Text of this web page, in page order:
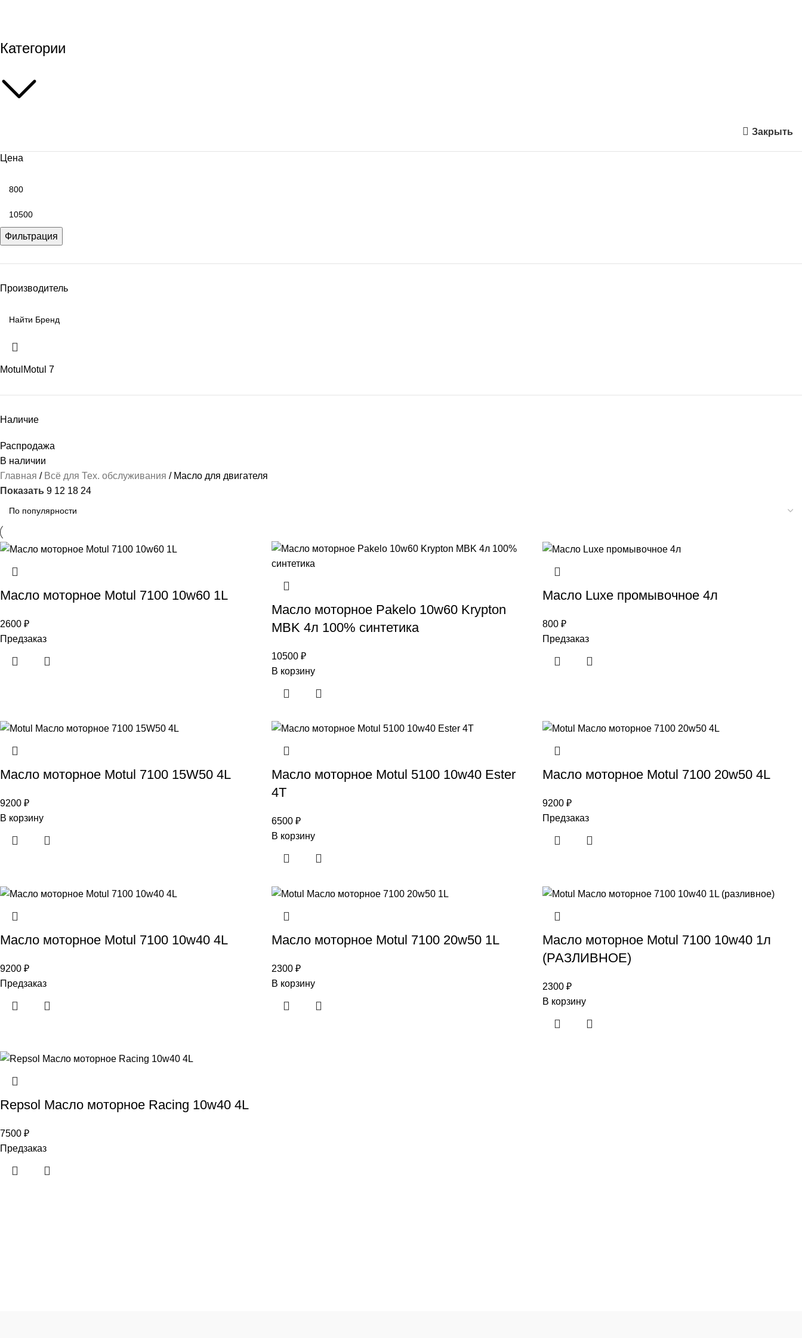
Категории
Закрыть
Цена
Фильтрация
Производитель
Motul Motul 7
Наличие
Распродажа
В наличии
Главная
Всё для Тех. обслуживания
Масло для двигателя
Показать 9 12 18 24
Масло моторное Motul 7100 10w60 1L
2600 ₽
Предзаказ
Масло моторное Pakelo 10w60 Krypton
MBK 4л 100% синтетика
10500 ₽
В корзину
Масло Luxe промывочное 4л
800₽
Предзаказ
Масло моторное Motul 7100 15W50 4L
9200 ₽
В корзину
Масло моторное Motul 5100 10w40 Ester
4T
6500 ₽
В корзину
Масло моторное Motul 7100 20w50 4L
9200₽
Предзаказ
Масло моторное Motul 7100 10w40 4L
9200 ₽
Предзаказ
Масло моторное Motul 7100 20w50 1L
2300 ₽
В корзину
Масло моторное Motul 7100 10w40 1л
(РАЗЛИВНОЕ)
2300₽
В корзину
Repsol Масло моторное Racing 10w40 4L
7500 ₽
Предзаказ